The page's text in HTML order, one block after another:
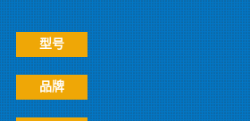
型号
品牌